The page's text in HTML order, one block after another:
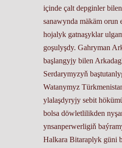
içinde çalt depginler
sanawynda mäkäm orun
hojalyk gatnaşyklar
goşulyşdy. Gahryman
başlangyjy bilen
Serdarymyzyň
Watanymyz
ylalaşdyryjy sebit
bolsa döwletlilikden
ynsanperwerligiň
Halkara Bitaraplyk güni